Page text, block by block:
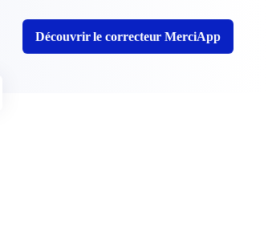
Découvrir le correcteur MerciApp